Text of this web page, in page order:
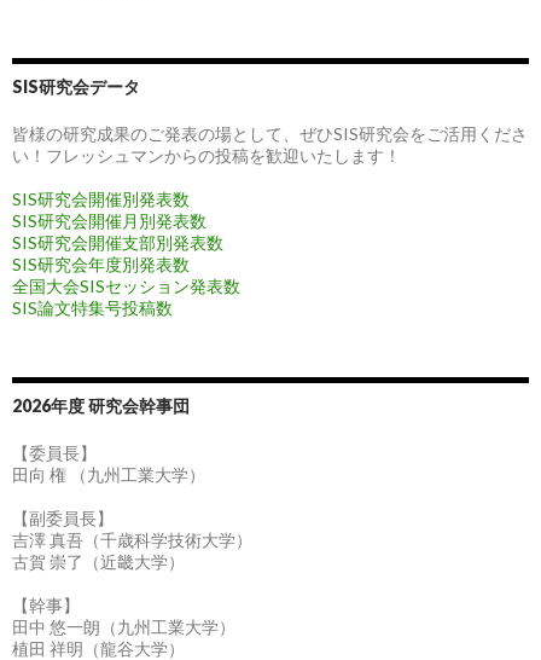
SIS研究会データ
皆様の研究成果のご発表の場として、ぜひSIS研究会をご活用くださ
い！フレッシュマンからの投稿を歓迎いたします！
SIS研究会開催別発表数
SIS研究会開催月別発表数
SIS研究会開催支部別発表数
SIS研究会年度別発表数
全国大会SISセッション発表数
SIS論文特集号投稿数
2026年度 研究会幹事団
【委員長】
田向 権 （九州工業大学）
【副委員長】
吉澤 真吾（千歳科学技術大学）
古賀 崇了（近畿大学）
【幹事】
田中 悠一朗（九州工業大学）
植田 祥明（龍谷大学）